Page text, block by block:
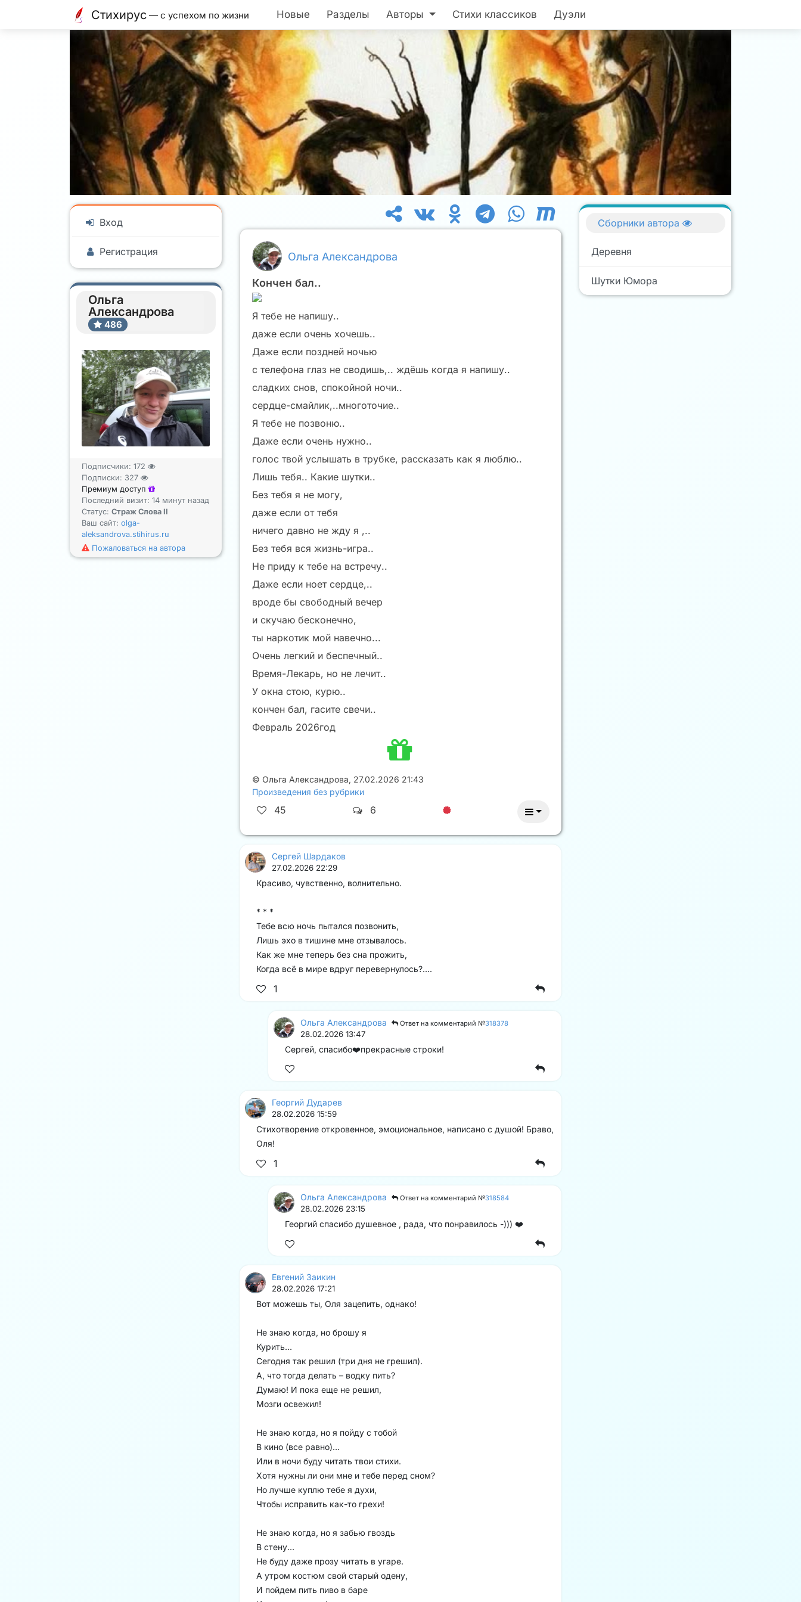
Стихирус — с успехом по жизни Новые Разделы Авторы Стихи классиков Дуэли
Вход
Регистрация
Ольга
Александрова
486
Подписчики: 172
Подписки: 327
Премиум доступ
Последний визит: 14 минут назад
Статус: Страж Слова II
Ваш сайт: olga-
aleksandrova.stihirus.ru
Пожаловаться на автора
Ольга Александрова
Кончен бал..
Я тебе не напишу..
даже если очень хочешь..
Даже если поздней ночью
с телефона глаз не сводишь,.. ждёшь когда я напишу..
сладких снов, спокойной ночи..
сердце-смайлик,..многоточие..
Я тебе не позвоню..
Даже если очень нужно..
голос твой услышать в трубке, рассказать как я люблю..
Лишь тебя.. Какие шутки..
Без тебя я не могу,
даже если от тебя
ничего давно не жду я ,..
Без тебя вся жизнь-игра..
Не приду к тебе на встречу..
Даже если ноет сердце,..
вроде бы свободный вечер
и скучаю бесконечно,
ты наркотик мой навечно...
Очень легкий и беспечный..
Время-Лекарь, но не лечит..
У окна стою, курю..
кончен бал, гасите свечи..
Февраль 2026год
© Ольга Александрова, 27.02.2026 21:43
Произведения без рубрики
45 6
Сергей Шардаков
27.02.2026 22:29
Красиво, чувственно, волнительно.
* * *
Тебе всю ночь пытался позвонить,
Лишь эхо в тишине мне отзывалось.
Как же мне теперь без сна прожить,
Когда всё в мире вдруг перевернулось?....
1
Ольга Александрова Ответ на комментарий №318378
28.02.2026 13:47
Сергей, спасибо❤️прекрасные строки!
Георгий Дударев
28.02.2026 15:59
Стихотворение откровенное, эмоциональное, написано с душой! Браво,
Оля!
1
Ольга Александрова Ответ на комментарий №318584
28.02.2026 23:15
Георгий спасибо душевное , рада, что понравилось -))) ❤️
Евгений Заикин
28.02.2026 17:21
Вот можешь ты, Оля зацепить, однако!
Не знаю когда, но брошу я
Курить…
Сегодня так решил (три дня не грешил).
А, что тогда делать – водку пить?
Думаю! И пока еще не решил,
Мозги освежил!
Не знаю когда, но я пойду с тобой
В кино (все равно)…
Или в ночи буду читать твои стихи.
Хотя нужны ли они мне и тебе перед сном?
Но лучше куплю тебе я духи,
Чтобы исправить как-то грехи!
Не знаю когда, но я забью гвоздь
В стену…
Не буду даже прозу читать в угаре.
А утром костюм свой старый одену,
И пойдем пить пиво в баре
Сборники автора
Деревня
Шутки Юмора